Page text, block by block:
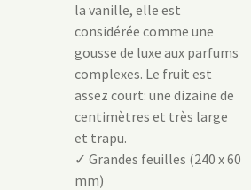
la vanille, elle est
considérée comme une
gousse de luxe aux parfums
complexes. Le fruit est
assez court: une dizaine de
centimètres et très large
et trapu.
✓ Grandes feuilles (240 x 60
mm)